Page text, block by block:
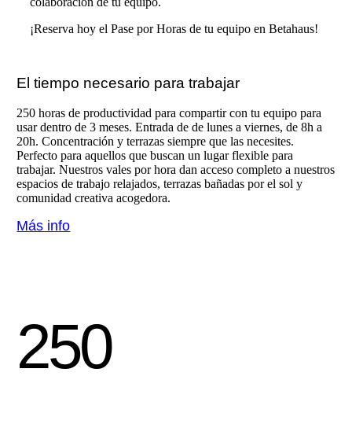
¡Reserva hoy el Pase por Horas de tu equipo en Betahaus!
El tiempo necesario para trabajar
250 horas de productividad para compartir con tu equipo para
usar dentro de 3 meses. Entrada de de lunes a viernes, de 8h a
20h. Concentración y terrazas siempre que las necesites.
Perfecto para aquellos que buscan un lugar flexible para
trabajar. Nuestros vales por hora dan acceso completo a nuestros
espacios de trabajo relajados, terrazas bañadas por el sol y
comunidad creativa acogedora.
Más info
250